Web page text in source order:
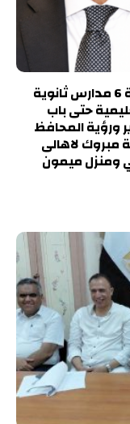
ثورة تعليمية جديدة مستمرة بالشرقية 6 مدارس ثانوية
حتى باب
ورؤية المحافظ
مبروك لاهالى
ومنزل ميمون